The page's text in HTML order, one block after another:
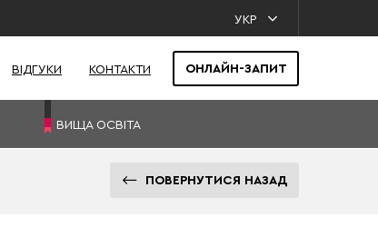
УКР
ВІДГУКИ КОНТАКТИ ОНЛАЙН-ЗАПИТ
ВИЩА ОСВІТА
ПОВЕРНУТИСЯ НАЗАД